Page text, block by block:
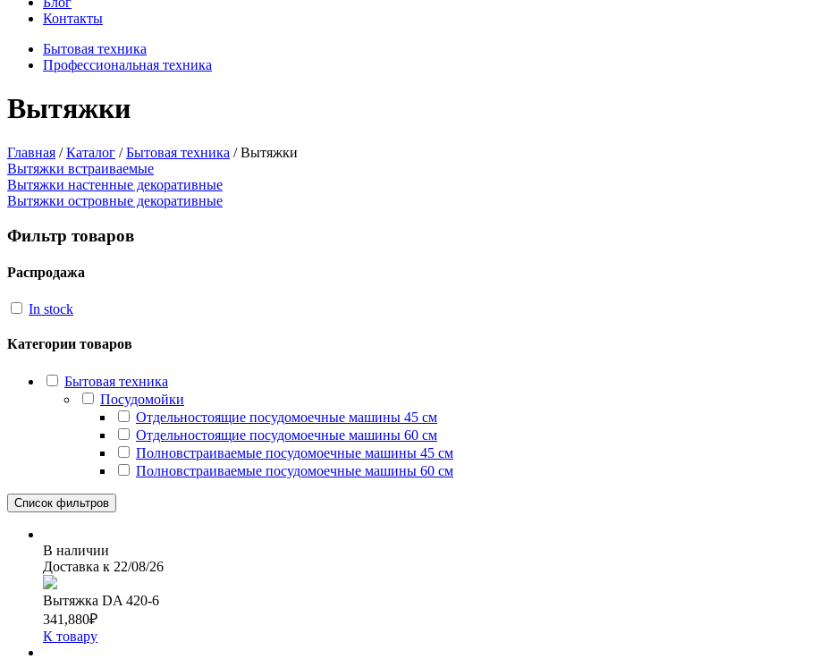
Контакты
Бытовая техника
Профессиональная техника
Вытяжки
Главная /Каталог /Бытовая техника / Вытяжки
Вытяжки встраиваемые
Вытяжки настенные декоративные
Вытяжки островные декоративные
Фильтр товаров
Распродажа
In stock
Категории товаров
Бытовая техника
Посудомойки
Отдельностоящие посудомоечные машины 45 см
Отдельностоящие посудомоечные машины 60 см
Полновстраиваемые посудомоечные машины 45 см
Полновстраиваемые посудомоечные машины 60 см
Список фильтров
В наличии
Доставка к 22/08/26
Вытяжка DA 420-6
341,880₽
К товару